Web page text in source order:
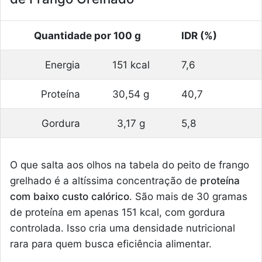
Quantidade por 100 g IDR (%)
Energia 151 kcal 7,6
Proteína 30,54 g 40,7
Gordura 3,17 g 5,8
O que salta aos olhos na tabela do peito de frango
grelhado é a altíssima concentração de proteína
com baixo custo calórico. São mais de 30 gramas
de proteína em apenas 151 kcal, com gordura
controlada. Isso cria uma densidade nutricional
rara para quem busca eficiência alimentar.